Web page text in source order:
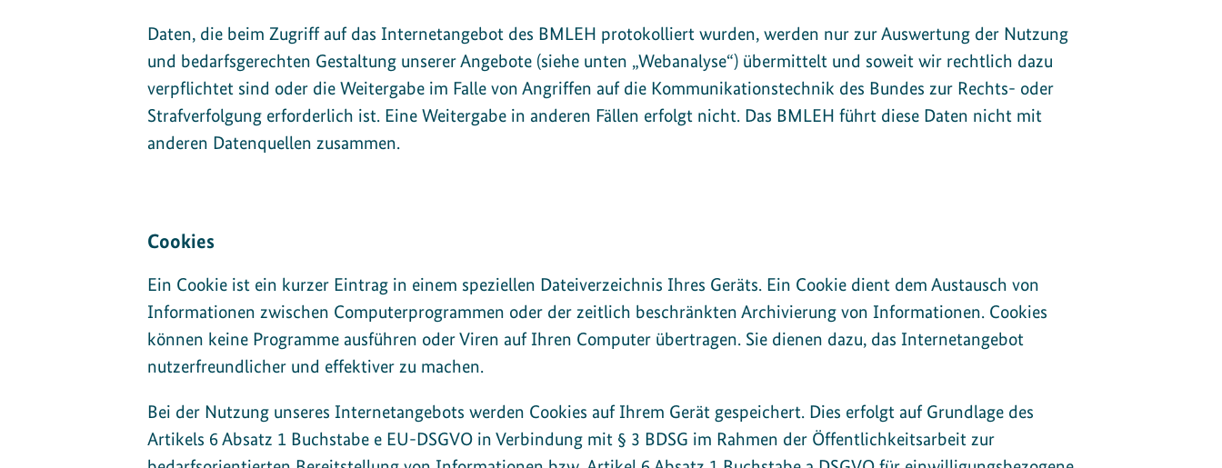
Daten, die beim Zugriff auf das Internetangebot des BMLEH protokolliert wurden, werden nur zur Auswertung der Nutzung
und bedarfsgerechten Gestaltung unserer Angebote (siehe unten „Webanalyse“) übermittelt und soweit wir rechtlich dazu
verpflichtet sind oder die Weitergabe im Falle von Angriffen auf die Kommunikationstechnik des Bundes zur Rechts- oder
Strafverfolgung erforderlich ist. Eine Weitergabe in anderen Fällen erfolgt nicht. Das BMLEH führt diese Daten nicht mit
anderen Datenquellen zusammen.
Cookies
Ein Cookie ist ein kurzer Eintrag in einem speziellen Dateiverzeichnis Ihres Geräts. Ein Cookie dient dem Austausch von
Informationen zwischen Computerprogrammen oder der zeitlich beschränkten Archivierung von Informationen. Cookies
können keine Programme ausführen oder Viren auf Ihren Computer übertragen. Sie dienen dazu, das Internetangebot
nutzerfreundlicher und effektiver zu machen.
Bei der Nutzung unseres Internetangebots werden Cookies auf Ihrem Gerät gespeichert. Dies erfolgt auf Grundlage des
Artikels 6 Absatz 1 Buchstabe e EU-DSGVO in Verbindung mit § 3 BDSG im Rahmen der Öffentlichkeitsarbeit zur